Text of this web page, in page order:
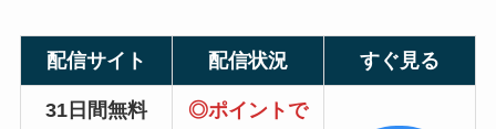
配信サイト 配信状況 すぐ見る
31日間無料
◎ポイントで